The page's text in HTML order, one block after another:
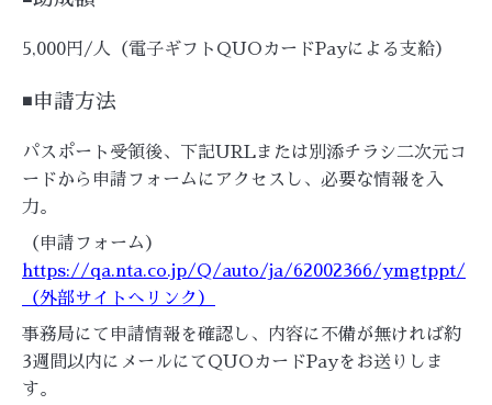
5,000円/人（電子ギフトQUOカードPayによる支給）
◾️申請方法
パスポート受領後、下記URLまたは別添チラシ二次元コ
ードから申請フォームにアクセスし、必要な情報を入
力。
（申請フォーム）
https://qa.nta.co.jp/Q/auto/ja/62002366/ymgtppt/
（外部サイトへリンク）
事務局にて申請情報を確認し、内容に不備が無ければ約
3週間以内にメールにてQUOカードPayをお送りしま
す。